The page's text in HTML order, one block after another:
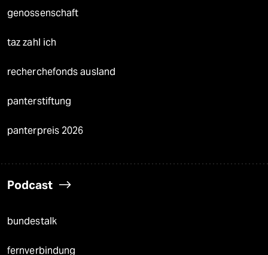
genossenschaft
taz zahl ich
recherchefonds ausland
panterstiftung
panterpreis 2026
Podcast
bundestalk
fernverbindung